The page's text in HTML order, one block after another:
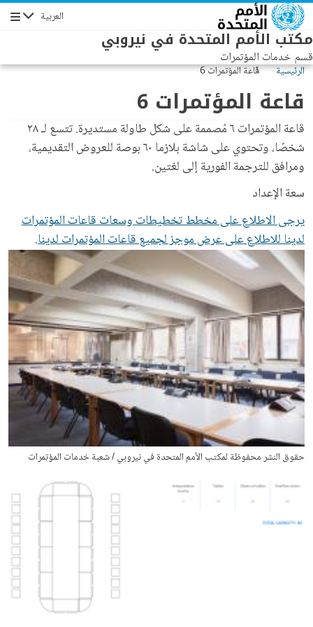
Skip to main content العربية الإبحار
مكتب الأمم المتحدة في نيروبي
قسم خدمات المؤتمرات
الرئيسية قاعة المؤتمرات 6
قاعة المؤتمرات 6
المتن
قاعة المؤتمرات ٦ مُصممة على شكل طاولة مستديرة. تتسع لـ ٢٨
شخصًا، وتحتوي على شاشة بلازما ٦٠ بوصة للعروض التقديمية،
ومرافق للترجمة الفورية إلى لغتين.
سعة الإعداد
يرجى الاطلاع على مخطط تخطيطات وسعات قاعات المؤتمرات
لدينا للاطلاع على عرض موجز لجميع قاعات المؤتمرات لدينا.
حقوق النشر محفوظة لمكتب الأمم المتحدة في نيروبي / شعبة خدمات المؤتمرات